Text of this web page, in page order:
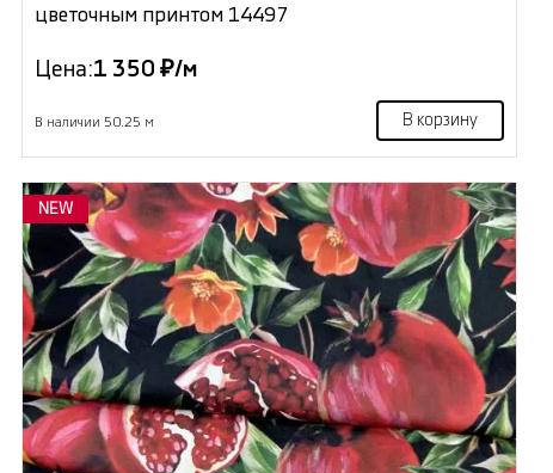
цветочным принтом 14497
Цена:1 350 ₽/м
В наличии 50.25 м В корзину
NEW